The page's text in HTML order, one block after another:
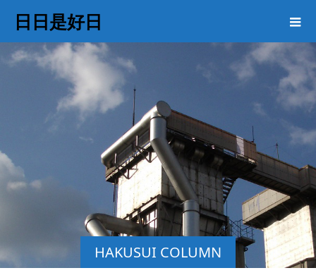
日日是好日
HAKUSUI COLUMN